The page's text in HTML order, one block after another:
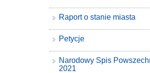
Raport o stanie miasta
Petycje
Narodowy Spis
2021